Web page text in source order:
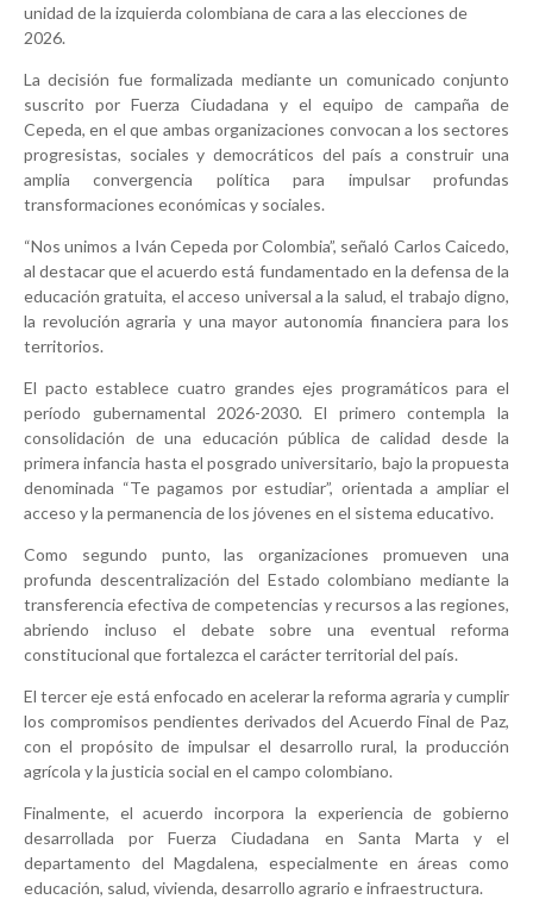
unidad de la izquierda colombiana de cara a las elecciones de
2026.
La decisión fue formalizada mediante un comunicado conjunto
suscrito por Fuerza Ciudadana y el equipo de campaña de
Cepeda, en el que ambas organizaciones convocan a los sectores
progresistas, sociales y democráticos del país a construir una
amplia convergencia política para impulsar profundas
transformaciones económicas y sociales.
“Nos unimos a Iván Cepeda por Colombia”, señaló Carlos Caicedo,
al destacar que el acuerdo está fundamentado en la defensa de la
educación gratuita, el acceso universal a la salud, el trabajo digno,
la revolución agraria y una mayor autonomía financiera para los
territorios.
El pacto establece cuatro grandes ejes programáticos para el
período gubernamental 2026-2030. El primero contempla la
consolidación de una educación pública de calidad desde la
primera infancia hasta el posgrado universitario, bajo la propuesta
denominada “Te pagamos por estudiar”, orientada a ampliar el
acceso y la permanencia de los jóvenes en el sistema educativo.
Como segundo punto, las organizaciones promueven una
profunda descentralización del Estado colombiano mediante la
transferencia efectiva de competencias y recursos a las regiones,
abriendo incluso el debate sobre una eventual reforma
constitucional que fortalezca el carácter territorial del país.
El tercer eje está enfocado en acelerar la reforma agraria y cumplir
los compromisos pendientes derivados del Acuerdo Final de Paz,
con el propósito de impulsar el desarrollo rural, la producción
agrícola y la justicia social en el campo colombiano.
Finalmente, el acuerdo incorpora la experiencia de gobierno
desarrollada por Fuerza Ciudadana en Santa Marta y el
departamento del Magdalena, especialmente en áreas como
educación, salud, vivienda, desarrollo agrario e infraestructura.